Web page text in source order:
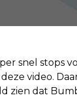
snel stops
video.
zien dat